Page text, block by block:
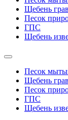
Щебень
Песок
ГПС
Щебень
Песок
Щебень
Песок
ГПС
Щебень